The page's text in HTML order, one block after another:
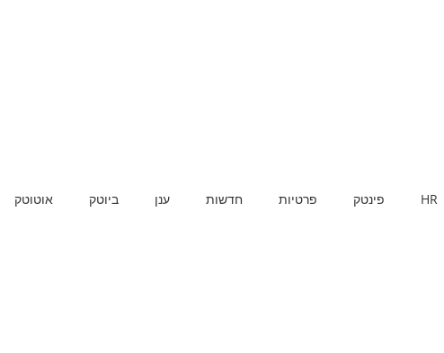
HR פינטק פרטיות חדשות ענן ביוטק אוטוטק